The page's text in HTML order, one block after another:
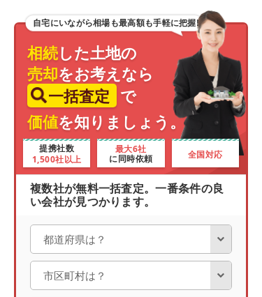
相続した土地の
売却をお考えなら
一括査定 で
価値を知りましょう。
提携社数
1,500社以上
最大6社
に同時依頼 全国対応
複数社が無料一括査定。一番条件の良
い会社が見つかります。
自宅にいながら相場も最高額も手軽に把握!